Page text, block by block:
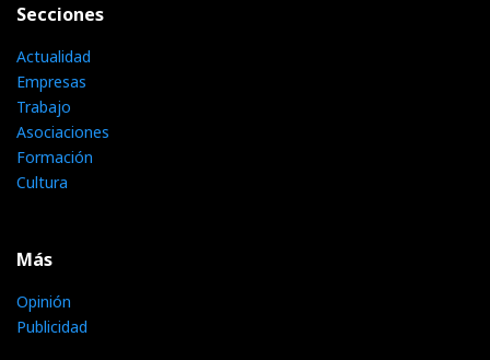
Secciones
Actualidad
Empresas
Trabajo
Asociaciones
Formación
Cultura
Más
Opinión
Publicidad